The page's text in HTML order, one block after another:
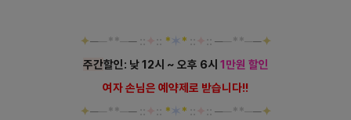
✦──**── :: :: *✶ * :: :: ──**──✦
주간할인: 낮 12시 ~ 오후 6시 1만원 할인
여자 손님은 예약제로 받습니다!!
✦──**── :: :: *✶ * :: :: ──**──✦